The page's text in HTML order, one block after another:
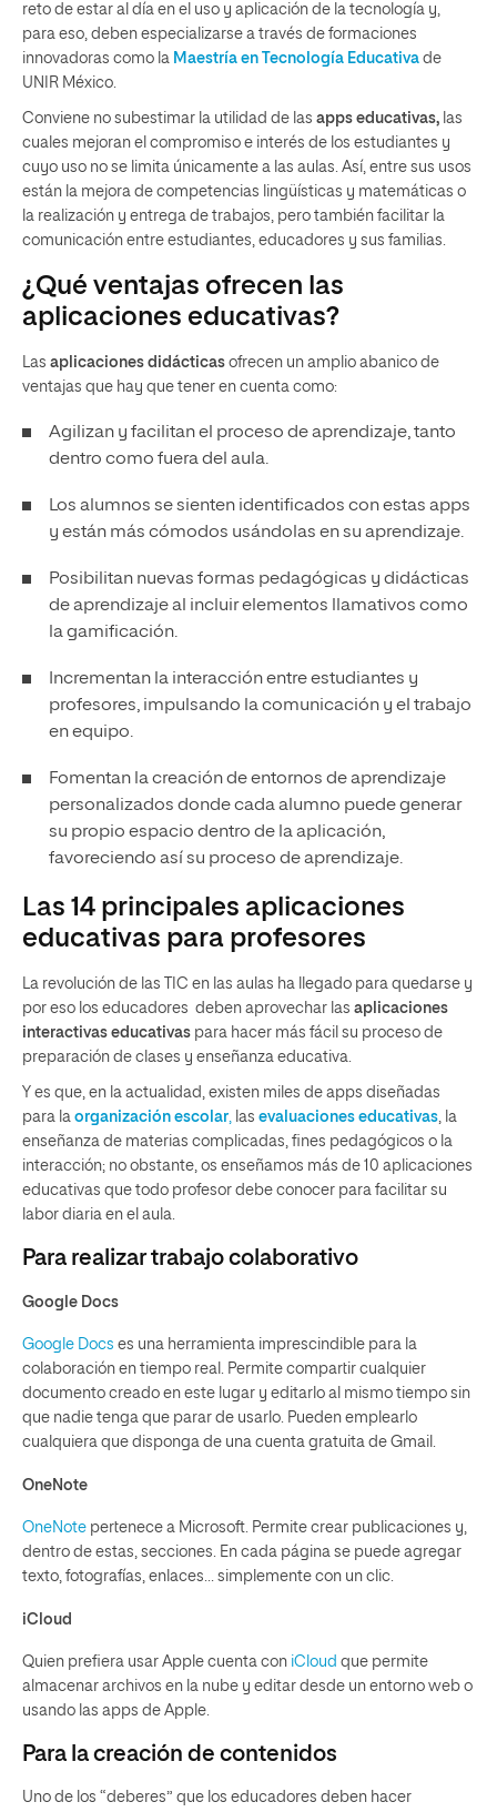
reto de estar al día en el uso y aplicación de la tecnología y,
para eso, deben especializarse a través de formaciones
innovadoras como la Maestría en Tecnología Educativa de
UNIR México.
Conviene no subestimar la utilidad de las apps educativas, las
cuales mejoran el compromiso e interés de los estudiantes y
cuyo uso no se limita únicamente a las aulas. Así, entre sus usos
están la mejora de competencias lingüísticas y matemáticas o
la realización y entrega de trabajos, pero también facilitar la
comunicación entre estudiantes, educadores y sus familias.
¿Qué ventajas ofrecen las
aplicaciones educativas?
Las aplicaciones didácticas ofrecen un amplio abanico de
ventajas que hay que tener en cuenta como:
Agilizan y facilitan el proceso de aprendizaje, tanto
dentro como fuera del aula.
Los alumnos se sienten identificados con estas apps
y están más cómodos usándolas en su aprendizaje.
Posibilitan nuevas formas pedagógicas y didácticas
de aprendizaje al incluir elementos llamativos como
la gamificación.
Incrementan la interacción entre estudiantes y
profesores, impulsando la comunicación y el trabajo
en equipo.
Fomentan la creación de entornos de aprendizaje
personalizados donde cada alumno puede generar
su propio espacio dentro de la aplicación,
favoreciendo así su proceso de aprendizaje.
Las 14 principales aplicaciones
educativas para profesores
La revolución de las TIC en las aulas ha llegado para quedarse y
por eso los educadores deben aprovechar las aplicaciones
interactivas educativas para hacer más fácil su proceso de
preparación de clases y enseñanza educativa.
Y es que, en la actualidad, existen miles de apps diseñadas
para la organización escolar las evaluaciones educativas , la
enseñanza de materias complicadas, fines pedagógicos o la
interacción; no obstante, os enseñamos más de 10 aplicaciones
educativas que todo profesor debe conocer para facilitar su
labor diaria en el aula.
Para realizar trabajo colaborativo
Google Docs
Google Docs es una herramienta imprescindible para la
colaboración en tiempo real. Permite compartir cualquier
documento creado en este lugar y editarlo al mismo tiempo sin
que nadie tenga que parar de usarlo. Pueden emplearlo
cualquiera que disponga de una cuenta gratuita de Gmail.
OneNote
OneNote pertenece a Microsoft. Permite crear publicaciones y,
dentro de estas, secciones. En cada página se puede agregar
texto, fotografías, enlaces… simplemente con un clic.
iCloud
Quien prefiera usar Apple cuenta con iCloud que permite
almacenar archivos en la nube y editar desde un entorno web o
usando las apps de Apple.
Para la creación de contenidos
Uno de los “deberes” que los educadores deben hacer